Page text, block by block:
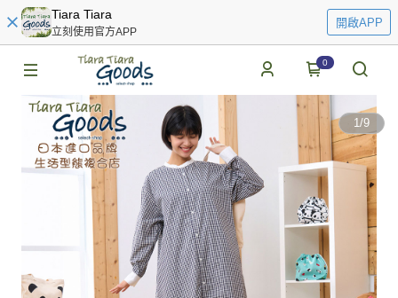
Tiara Tiara
立刻使用官方APP
開啟APP
0
1/9